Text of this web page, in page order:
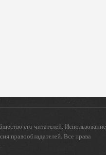
его читателей. Использование
правообладателей. Все права